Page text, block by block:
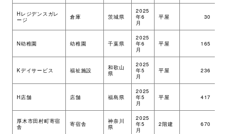
Hレジデンスガレ
ージ
倉庫 茨城県
2025
年6
月
平屋 30
N幼稚園 幼稚園 千葉県
2025
年6
月
平屋 165
Kデイサービス 福祉施設
和歌山
県
2025
年5
月
平屋 236
H店舗 店舗 福島県
2025
年5
月
平屋 417
厚木市田村町寄宿
舎
寄宿舎
神奈川
県
2025
年5
月
2階建 670